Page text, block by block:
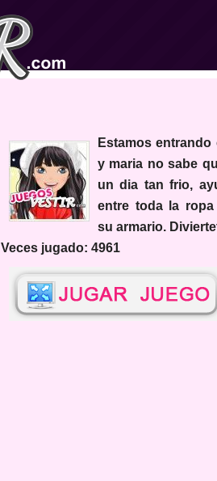
Estamos entrando en el invierno
y maria no sabe
un dia tan frio,
entre toda la
su armario.
Veces jugado: 4961